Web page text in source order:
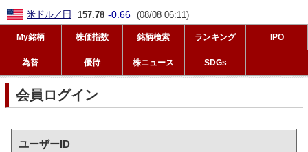
米ドル／円
157.78 -0.66 (08/08 06:11)
My銘柄 株価指数 銘柄検索 ランキング IPO
為替 優待 株ニュース SDGs
会員ログイン
ユーザーID